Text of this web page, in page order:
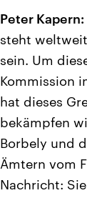
Peter Kapern:
steht
sein. Um
Kommission
hat dieses
bekämpfen
Borbely und
Ämtern vom
Nachricht: